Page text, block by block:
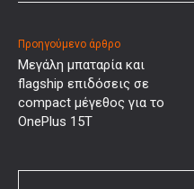
Προηγούμενο άρθρο
Μεγάλη μπαταρία και
flagship επιδόσεις σε
compact μέγεθος για το
OnePlus 15T